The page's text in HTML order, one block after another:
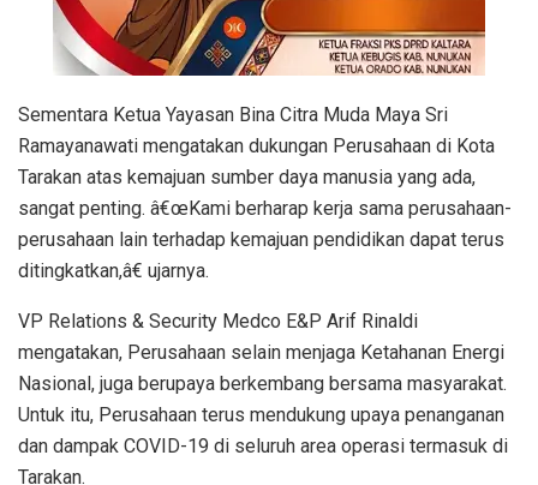
Sementara Ketua Yayasan Bina Citra Muda Maya Sri
Ramayanawati mengatakan dukungan Perusahaan di Kota
Tarakan atas kemajuan sumber daya manusia yang ada,
sangat penting. â€œKami berharap kerja sama perusahaan-
perusahaan lain terhadap kemajuan pendidikan dapat terus
ditingkatkan,â€ ujarnya.
VP Relations & Security Medco E&P Arif Rinaldi
mengatakan, Perusahaan selain menjaga Ketahanan Energi
Nasional, juga berupaya berkembang bersama masyarakat.
Untuk itu, Perusahaan terus mendukung upaya penanganan
dan dampak COVID-19 di seluruh area operasi termasuk di
Tarakan.